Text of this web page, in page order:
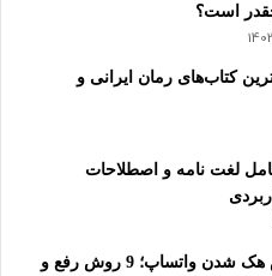
چقدر است؟
کتاب‌های رمان ایرانی و
لغت نامه و اصطلاحات
نحوه تشخیص هک شدن واتساپ؛ 9 روش رفع و